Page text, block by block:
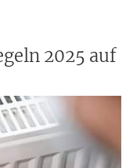
2025 auf